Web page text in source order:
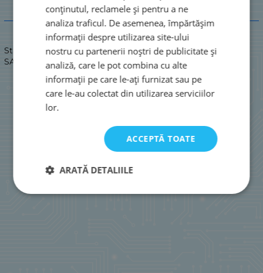
Descriere
Stare: NOU / NOU
SAC DE PRAF AEG 700-7000 GR.
conținutul, reclamele și pentru a ne
analiza traficul. De asemenea, împărtășim
informații despre utilizarea site-ului
nostru cu partenerii noștri de publicitate și
analiză, care le pot combina cu alte
informații pe care le-ați furnizat sau pe
care le-au colectat din utilizarea serviciilor
lor.
ACCEPTĂ TOATE
ARATĂ DETALIILE